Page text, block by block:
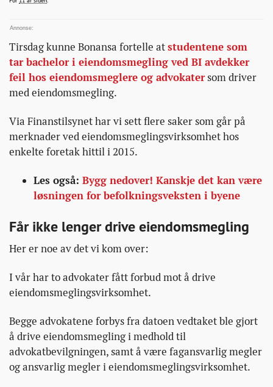
eiendomsmeglingen/
Tirsdag kunne Bonansa fortelle atstudentene som
tar bachelor i eiendomsmegling ved BI avdekker
feil hos eiendomsmeglere og advokatersom driver
med eiendomsmegling.
Via Finanstilsynet har vi sett flere saker som går på
merknader ved eiendomsmeglingsvirksomhet hos
enkelte foretak hittil i 2015.
Les også: Bygg nedover! Kanskje det kan være
løsningen for befolkningsveksten i byene
Får ikke lenger drive eiendomsmegling
Her er noe av det vi kom over:
I vår har to advokater fått forbud mot å drive
eiendomsmeglingsvirksomhet.
Begge advokatene forbys fra datoen vedtaket ble gjort
å drive eiendomsmegling i medhold til
advokatbevilgningen, samt å være fagansvarlig megler
og ansvarlig megler i eiendomsmeglingsvirksomhet.